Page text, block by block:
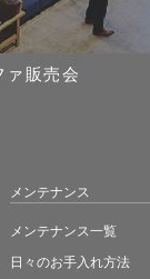
ァ販売会
メンテナンス
メンテナンス一覧
日々のお手入れ方法